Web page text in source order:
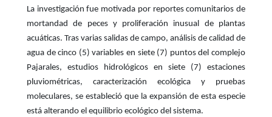
La investigación fue motivada por reportes comunitarios de
mortandad de peces y proliferación inusual de plantas
acuáticas. Tras varias salidas de campo, análisis de calidad de
agua de cinco (5) variables en siete (7) puntos del complejo
Pajarales, estudios hidrológicos en siete (7) estaciones
pluviométricas, caracterización ecológica y pruebas
moleculares, se estableció que la expansión de esta especie
está alterando el equilibrio ecológico del sistema.